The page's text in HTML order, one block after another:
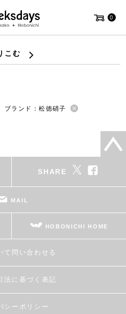
0
こむ
ブランド：松徳硝子
SHARE
MAIL
HOBONICHI HOME
て問い合わせる
法に基づく表記
シーポリシー